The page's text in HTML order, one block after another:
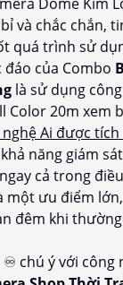
Dome Kim
và chắc chắn,
quá trình sử
của Combo
là sử dụng
Color 20m xem
nghệ Ai được
năng giám
cả trong
một ưu điểm
đêm khi
chú ý với công